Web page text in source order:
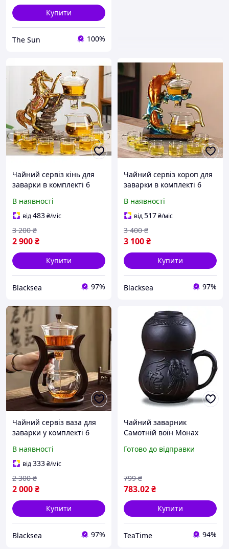
Купити
The Sun 100%
Чайний сервіз кінь для
заварки в комплекті 6
магнітний поцілунок
скляний заварник
В наявності
від483₴/міс
2 900₴
3 200 ₴
Купити
Blacksea 97%
Чайний сервіз короп для
заварки в комплекті 6
магнітний поцілунок
заварник скляний
В наявності
від517₴/міс
3 100₴
3 400 ₴
Купити
Blacksea 97%
Чайний сервіз ваза для
заварки у комплекті 6
магнітний поцілунок
скляний заварник
В наявності
від333₴/міс
2 000₴
2 300 ₴
Купити
Blacksea 97%
Чайний заварник
Самотній воїн Монах
100мл
Готово до відправки
783.02₴
799 ₴
Купити
TeaTime 94%